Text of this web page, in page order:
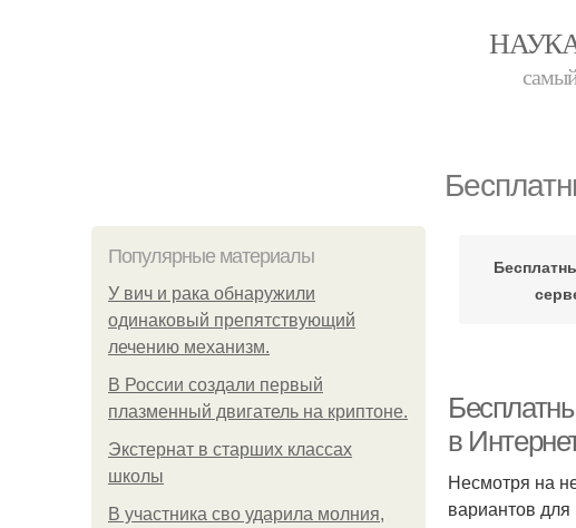
Популярные материалы
У вич и рака обнаружили
одинаковый препятствующий
лечению механизм.
В России создали первый
плазменный двигатель на криптоне.
Экстернат в старших классах
школы
В участника сво ударила молния,
в
Несмотря на
вариантов для